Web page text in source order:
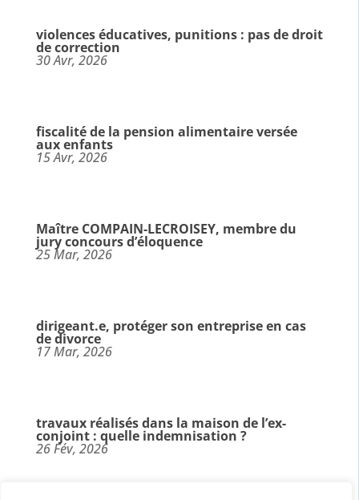
violences éducatives, punitions : pas de droit
de correction
30 Avr, 2026
fiscalité de la pension alimentaire versée
aux enfants
15 Avr, 2026
Maître COMPAIN-LECROISEY, membre du
jury concours d’éloquence
25 Mar, 2026
dirigeant.e, protéger son entreprise en cas
de divorce
17 Mar, 2026
travaux réalisés dans la maison de l’ex-
conjoint : quelle indemnisation ?
26 Fév, 2026